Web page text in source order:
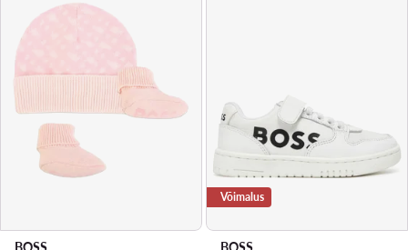
BOSS
Võimalus
BOSS